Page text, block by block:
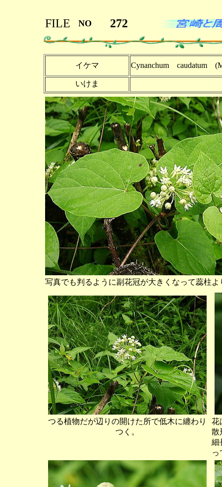
FILE NO 272
イケマ Cynanchum caudatum
いけま
写真でも判るように副花冠が大きくなって蕊柱
つる植物だが辺りの開けた所で低木に纏わり
つく。
花
散
細
っ